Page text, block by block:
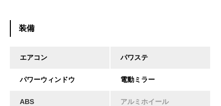
装備
エアコン パワステ
パワーウィンドウ 電動ミラー
ABS アルミホイール